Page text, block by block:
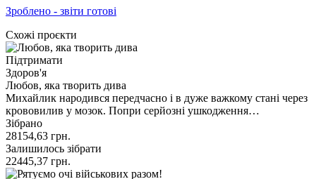
Зроблено - звіти готові
Схожі проєкти
Підтримати
Здоров'я
Любов, яка творить дива
Михайлик народився передчасно і в дуже важкому стані через
крововилив у мозок. Попри серйозні ушкодження…
Зібрано
28154,63 грн.
Залишилось зібрати
22445,37 грн.